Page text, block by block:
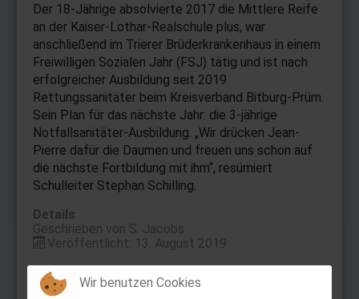
Der 18-Jährige absolvierte 2017 die Mittlere Reife
an der Kaiser-Lothar-Realschule plus, war
anschließend im Trierer Brüderkrankenhaus in einem
Freiwilligen Sozialen Jahr (FSJ) tätig und ist nach
erfolgreicher Ausbildung seit 2019
Rettungssanitäter beim Kreisverband Bitburg-Prüm.
Sein Plan für das nächste Jahr: die 3-jährige
Notfallsanitäter-Ausbildung. „Wir drücken Jean-
Pierre dafür die Daumen und freuen uns schon auf
die nächste Fortbildung mit ihm“, resümiert
Schulleiter Stephan Schilling.
Details
Geschrieben von S. Jacobs
Veröffentlicht: 13. August 2019
Online-Angebote
Wir benutzen Cookies